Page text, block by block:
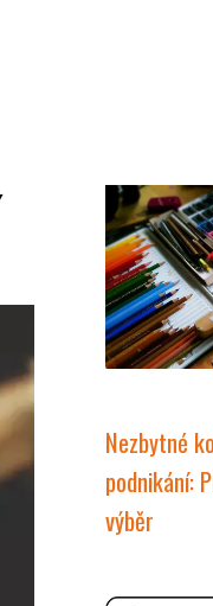
Nezbytné
podnikání:
výběr